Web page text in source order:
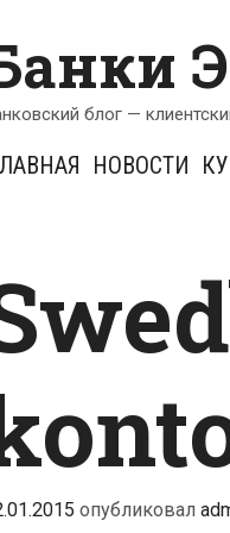
блог —
НОВОСТИ
опубликовал